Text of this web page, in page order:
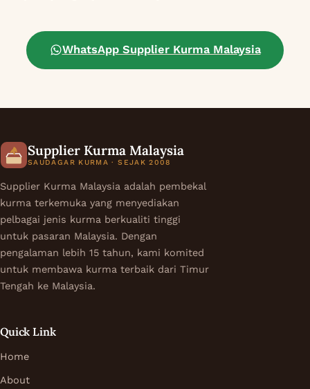
WhatsApp Supplier Kurma Malaysia
Supplier Kurma Malaysia
SAUDAGAR KURMA · SEJAK 2008
Supplier Kurma Malaysia adalah pembekal
kurma terkemuka yang menyediakan
pelbagai jenis kurma berkualiti tinggi
untuk pasaran Malaysia. Dengan
pengalaman lebih 15 tahun, kami komited
untuk membawa kurma terbaik dari Timur
Tengah ke Malaysia.
Quick Link
Home
About